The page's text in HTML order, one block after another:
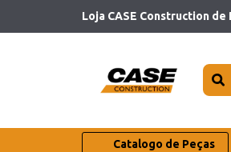
Loja CASE Construction
Catalogo de Peças